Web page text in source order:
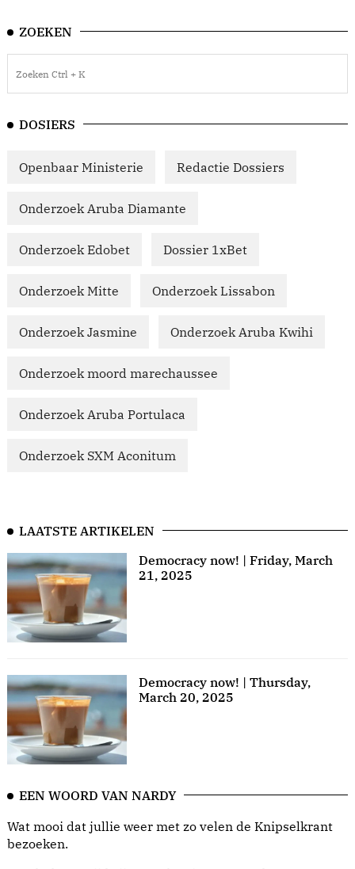
ZOEKEN
DOSIERS
Openbaar Ministerie Redactie Dossiers
Onderzoek Aruba Diamante
Onderzoek Edobet Dossier 1xBet
Onderzoek Mitte Onderzoek Lissabon
Onderzoek Jasmine Onderzoek Aruba Kwihi
Onderzoek moord marechaussee
Onderzoek Aruba Portulaca
Onderzoek SXM Aconitum
LAATSTE ARTIKELEN
Democracy now! | Friday, March
21, 2025
Democracy now! | Thursday,
March 20, 2025
EEN WOORD VAN NARDY
Wat mooi dat jullie weer met zo velen de Knipselkrant
bezoeken.